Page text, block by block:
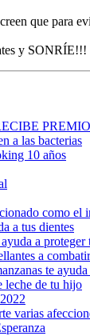
que para
y SONRÍE!!!
PREMIO
a las bacterias
10 años
como el
a tus dientes
a proteger
a
te
leche de tu hijo
varias